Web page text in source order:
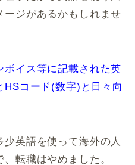
ージがあるかもしれませ
ボイス等に記載された英
コード(数字)と日々向
英語を使って海外の人
転職はやめました。